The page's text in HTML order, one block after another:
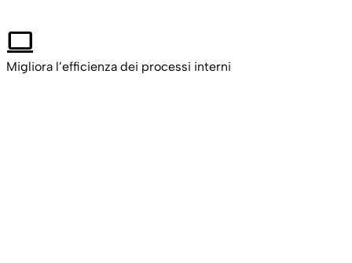
computer
Migliora l’efficienza dei processi interni